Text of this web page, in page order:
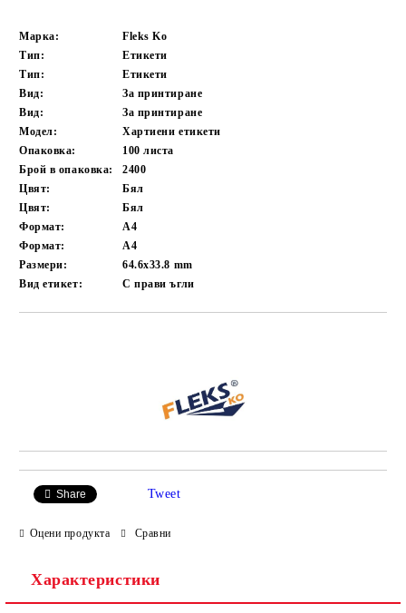
Марка:
Fleks Ko
Тип:
Етикети
Тип:
Етикети
Вид:
За принтиране
Вид:
За принтиране
Модел:
Хартиени етикети
Опаковка:
100 листа
Брой в опаковка:
2400
Цвят:
Бял
Цвят:
Бял
Формат:
A4
Формат:
A4
Размери:
64.6x33.8 mm
Вид етикет:
С прави ъгли
Share Tweet
Оцени продукта Сравни
Характеристики